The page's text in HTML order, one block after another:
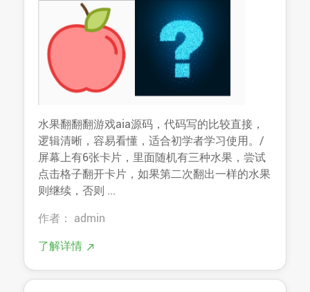
水果翻翻翻游戏aia源码，代码写的比较直接，
逻辑清晰，容易看懂，适合初学者学习使用。/
屏幕上有6张卡片，里面随机有三种水果，尝试
点击格子翻开卡片，如果第二次翻出一样的水果
则继续，否则 ...
作者： admin
了解详情